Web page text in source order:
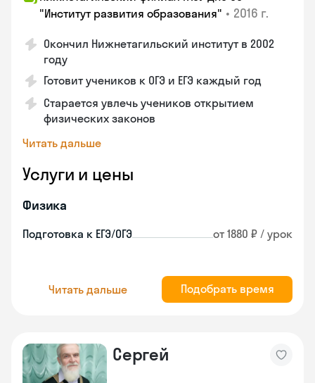
"Институт развития образования" • 2016 г.
Окончил Нижнетагильский институт в 2002
году
Готовит учеников к ОГЭ и ЕГЭ каждый год
Старается увлечь учеников открытием
физических законов
Читать дальше
Услуги и цены
Физика
Подготовка к ЕГЭ/ОГЭ от 1880 ₽ / урок
Читать дальше Подобрать время
Сергей